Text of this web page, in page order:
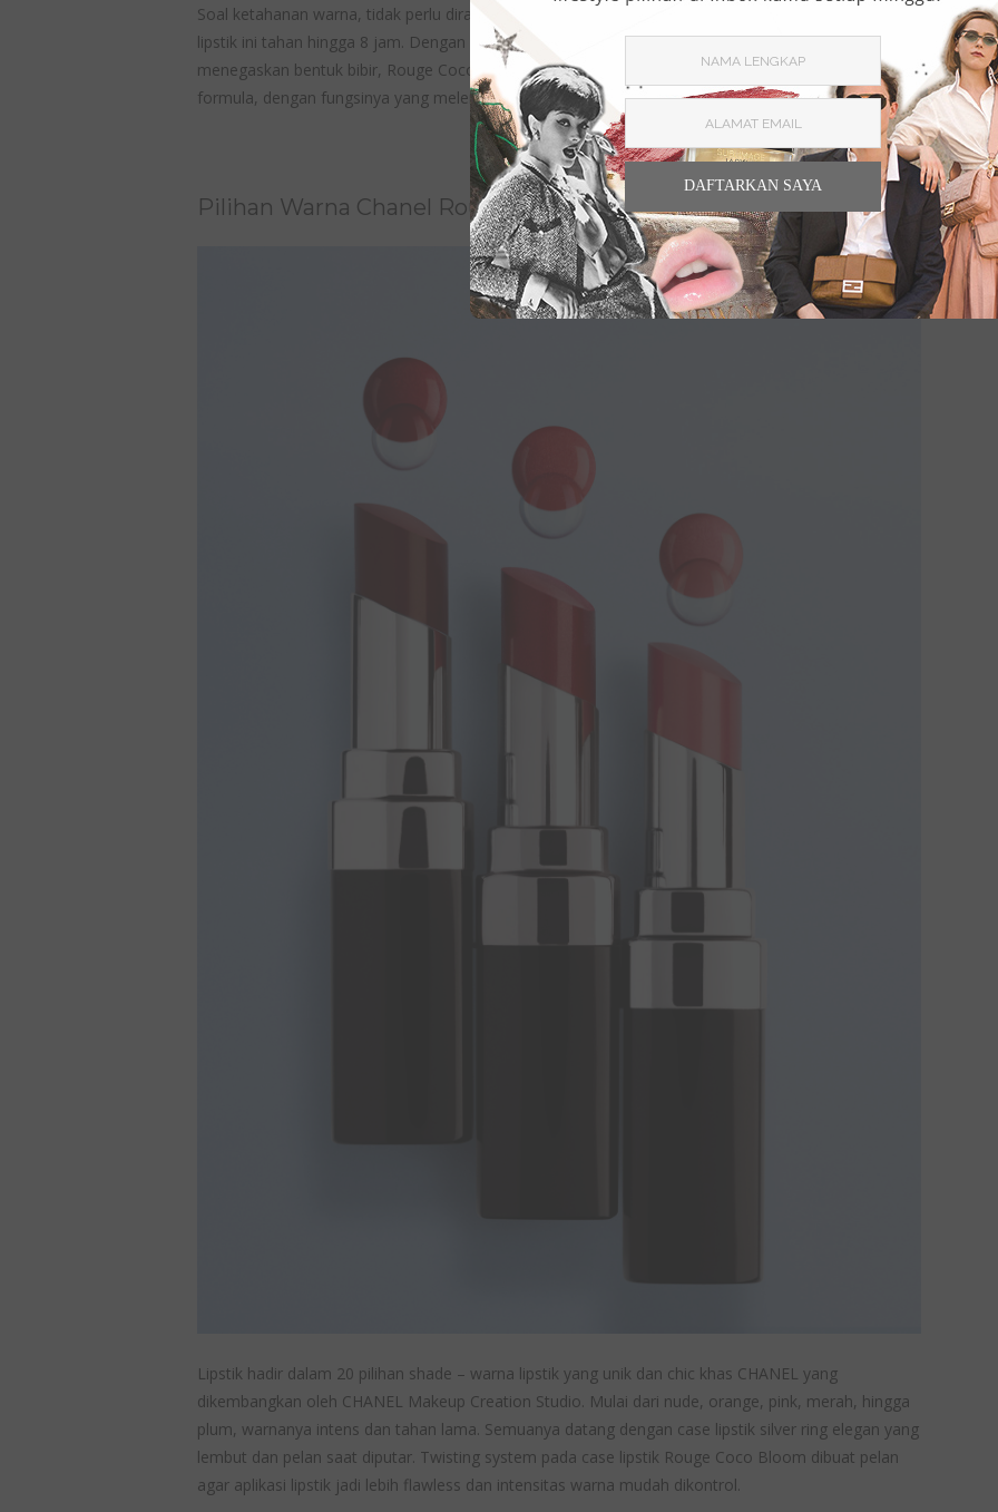
Soal ketahanan warna, tidak perlu diragukan lagi. Tingginya konsentrasi micro pigment membuat
lipstik ini tahan hingga 8 jam. Dengan warna lipstik yang intens, juga efek high-shine yang
menegaskan bentuk bibir, Rouge Coco Bloom tetap nyaman dipakai. Thanks to exclusive CHANEL
formula, dengan fungsinya yang melembapkan sehingga tak buat bibir kering.
Pilihan Warna Chanel Rouge Coco Bloom
Lipstik hadir dalam 20 pilihan shade – warna lipstik yang unik dan chic khas CHANEL yang
dikembangkan oleh CHANEL Makeup Creation Studio. Mulai dari nude, orange, pink, merah, hingga
plum, warnanya intens dan tahan lama. Semuanya datang dengan case lipstik silver ring elegan yang
lembut dan pelan saat diputar. Twisting system pada case lipstik Rouge Coco Bloom dibuat pelan
agar aplikasi lipstik jadi lebih flawless dan intensitas warna mudah dikontrol.
DAFTARKAN SAYA